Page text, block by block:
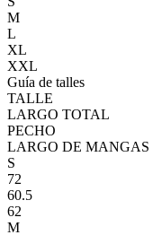
M
L
XL
XXL
Guía de talles
TALLE
LARGO TOTAL
PECHO
LARGO DE MANGAS
S
72
60.5
62
M